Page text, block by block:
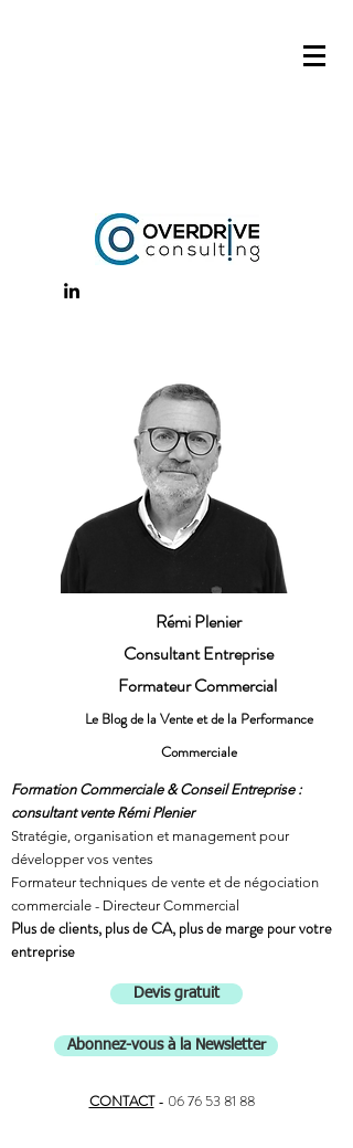
Rémi Plenier
Consultant Entreprise
Formateur Commercial
Le Blog de la Vente et de la Performance
Commerciale
Formation Commerciale & Conseil Entreprise :
consultant vente Rémi Plenier
Stratégie, organisation et management pour
développer vos ventes
Formateur techniques de vente et de négociation
commerciale - Directeur Commercial
Plus de clients, plus de CA, plus de marge pour votre
entreprise
Devis gratuit
Abonnez-vous à la Newsletter
CONTACT- 06 76 53 81 88